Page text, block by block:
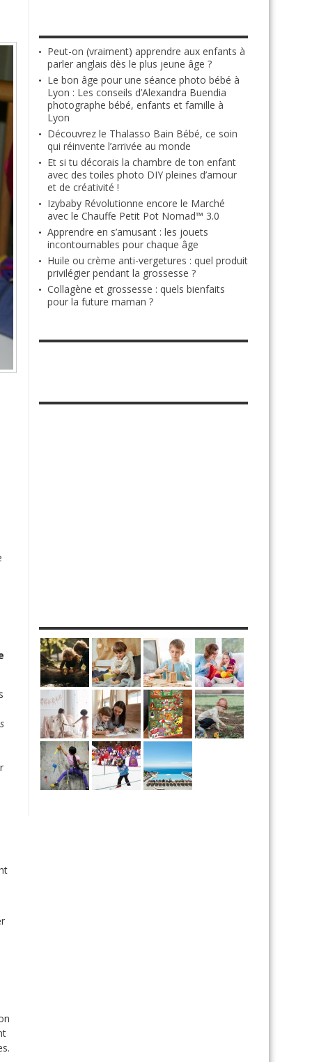
Peut-on (vraiment) apprendre aux enfants à
parler anglais dès le plus jeune âge ?
Le bon âge pour une séance photo bébé à
Lyon : Les conseils d’Alexandra Buendia
photographe bébé, enfants et famille à
Lyon
Découvrez le Thalasso Bain Bébé, ce soin
qui réinvente l’arrivée au monde
Et si tu décorais la chambre de ton enfant
avec des toiles photo DIY pleines d’amour
et de créativité !
Izybaby Révolutionne encore le Marché
avec le Chauffe Petit Pot Nomad™ 3.0
Apprendre en s’amusant : les jouets
incontournables pour chaque âge
Huile ou crème anti-vergetures : quel produit
privilégier pendant la grossesse ?
Collagène et grossesse : quels bienfaits
pour la future maman ?